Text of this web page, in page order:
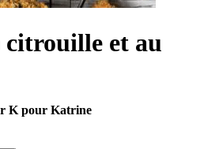
citrouille et au
K pour Katrine